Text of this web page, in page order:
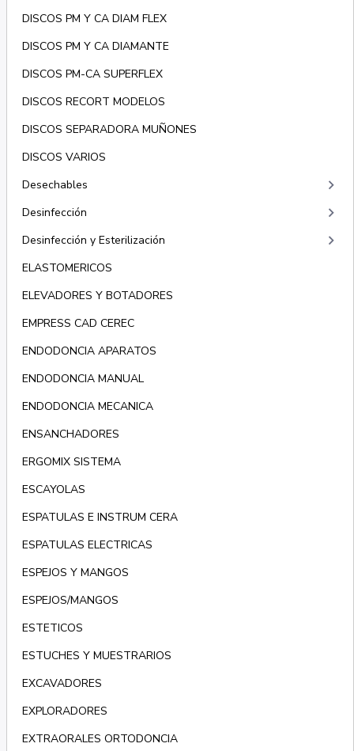
DISCOS PM Y CA DIAM FLEX
DISCOS PM Y CA DIAMANTE
DISCOS PM-CA SUPERFLEX
DISCOS RECORT MODELOS
DISCOS SEPARADORA MUÑONES
DISCOS VARIOS
Desechables
keyboard_arrow_right
Desinfección keyboard_arrow_right
Desinfección y Esterilización keyboard_arrow_right
ELASTOMERICOS
ELEVADORES Y BOTADORES
EMPRESS CAD CEREC
ENDODONCIA APARATOS
ENDODONCIA MANUAL
ENDODONCIA MECANICA
ENSANCHADORES
ERGOMIX SISTEMA
ESCAYOLAS
ESPATULAS E INSTRUM CERA
ESPATULAS ELECTRICAS
ESPEJOS Y MANGOS
ESPEJOS/MANGOS
ESTETICOS
ESTUCHES Y MUESTRARIOS
EXCAVADORES
EXPLORADORES
EXTRAORALES ORTODONCIA